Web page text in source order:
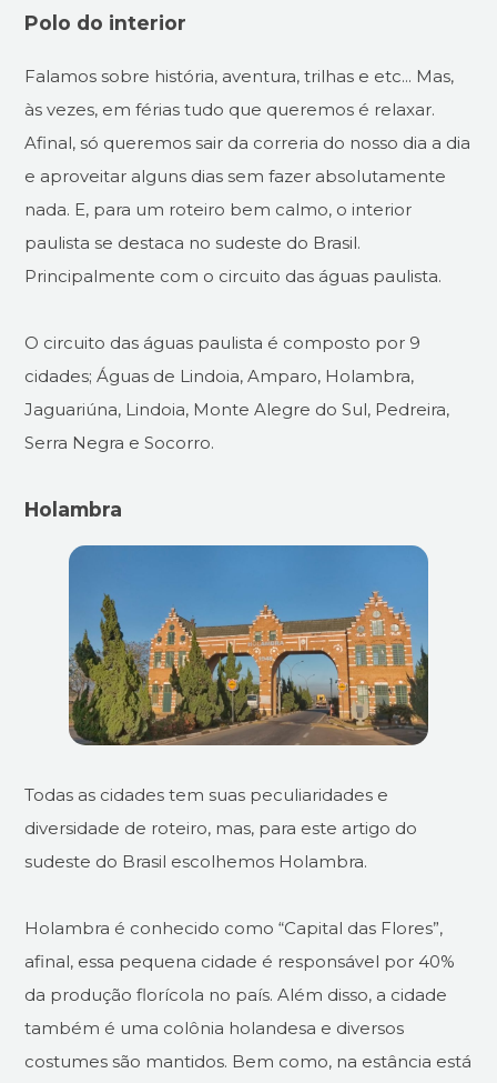
Polo do interior
Falamos sobre história, aventura, trilhas e etc... Mas,
às vezes, em férias tudo que queremos é relaxar.
Afinal, só queremos sair da correria do nosso dia a dia
e aproveitar alguns dias sem fazer absolutamente
nada. E, para um roteiro bem calmo, o interior
paulista se destaca no sudeste do Brasil.
Principalmente com o circuito das águas paulista.
O circuito das águas paulista é composto por 9
cidades; Águas de Lindoia, Amparo, Holambra,
Jaguariúna, Lindoia, Monte Alegre do Sul, Pedreira,
Serra Negra e Socorro.
Holambra
Todas as cidades tem suas peculiaridades e
diversidade de roteiro, mas, para este artigo do
sudeste do Brasil escolhemos Holambra.
Holambra é conhecido como “Capital das Flores”,
afinal, essa pequena cidade é responsável por 40%
da produção florícola no país. Além disso, a cidade
também é uma colônia holandesa e diversos
costumes são mantidos. Bem como, na estância está